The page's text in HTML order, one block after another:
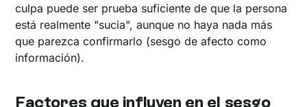
culpa puede ser prueba suficiente de que la persona
está realmente "sucia", aunque no haya nada más
que parezca confirmarlo (sesgo de afecto como
información).
Factores que influyen en el sesgo